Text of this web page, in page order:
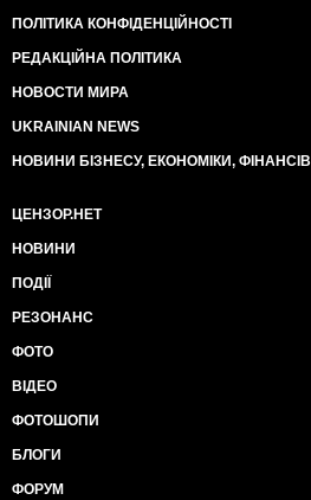
ПОЛІТИКА КОНФІДЕНЦІЙНОСТІ
РЕДАКЦІЙНА ПОЛІТИКА
НОВОСТИ МИРА
UKRAINIAN NEWS
НОВИНИ БІЗНЕСУ, ЕКОНОМІКИ, ФІНАНСІВ
ЦЕНЗОР.НЕТ
НОВИНИ
ПОДІЇ
РЕЗОНАНС
ФОТО
ВІДЕО
ФОТОШОПИ
БЛОГИ
ФОРУМ